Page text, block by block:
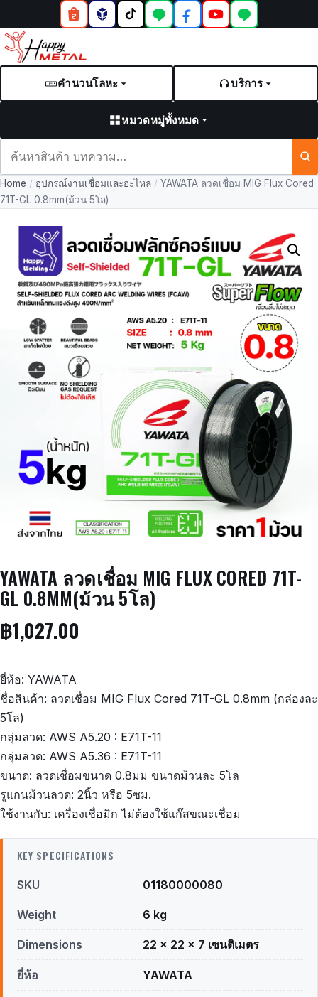
คำนวนโลหะ บริการ
หมวดหมู่ทั้งหมด
และ
บทความ
Home / อุปกรณ์งานเชื่อมและอะไหล่ / YAWATA ลวดเชื่อม MIG Flux Cored
71T-GL 0.8mm(ม้วน 5โล)
YAWATA ลวดเชื่อม MIG FLUX CORED 71T-
GL 0.8MM(ม้วน 5โล)
฿1,027.00
ยี่ห้อ: YAWATA
ชื่อสินค้า: ลวดเชื่อม MIG Flux Cored 71T-GL 0.8mm (กล่องละ
5โล)
กลุ่มลวด: AWS A5.20 : E71T-11
กลุ่มลวด: AWS A5.36 : E71T-11
ขนาด: ลวดเชื่อมขนาด 0.8มม ขนาดม้วนละ 5โล
รูแกนม้วนลวด: 2นิ้ว หรือ 5ซม.
ใช้งานกับ: เครื่องเชื่อมิก ไม่ต้องใช้แก๊สขณะเชื่อม
KEY SPECIFICATIONS
SKU 01180000080
Weight 6 kg
Dimensions 22 × 22 × 7 เซนติเมตร
ยี่ห้อ YAWATA